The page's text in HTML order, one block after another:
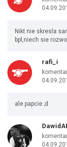
Nikt nie skresla
bpl,niech sie
rafi_i
ale papcie ;d